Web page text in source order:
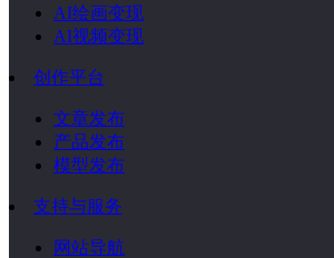
AI绘画变现
AI视频变现
创作平台
文章发布
产品发布
模型发布
支持与服务
网站导航